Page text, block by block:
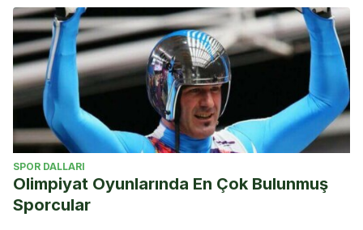
SPOR DALLARI
Olimpiyat Oyunlarında En Çok Bulunmuş
Sporcular